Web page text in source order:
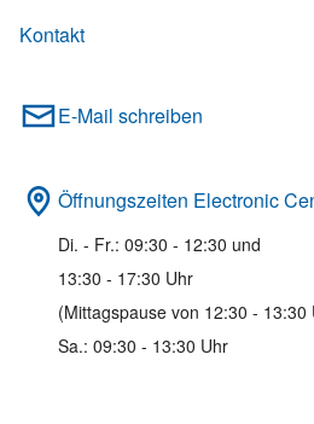
Kontakt
E-Mail schreiben
Öffnungszeiten Electronic
Di. - Fr.: 09:30 - 12:30 und
13:30 - 17:30 Uhr
(Mittagspause von 12:30 - 13:30
Sa.: 09:30 - 13:30 Uhr